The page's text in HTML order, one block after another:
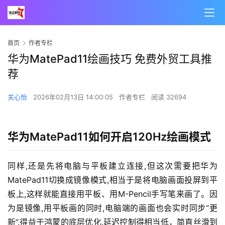
首页 作者专栏
华为MatePad11绘画技巧 免费外贸工具推
荐
关心怡 2026年02月13日 14:00:05 作者专栏 阅读 32694
华为MatePad11如何开启120Hz绘画模式
同样,还是先将电脑与平板建立连接,但这次需要把华为
MatePad11切换成镜像模式,相当于是将电脑画面投屏到平
板上,这样就能直接用平板、用M-Pencil手写笔来画了。因
为是镜像,用平板画的同时,电脑端的画面也会实时同步“更
新”,得益于鸿蒙的底层优化,延迟控制得相当低，简直丝滑到